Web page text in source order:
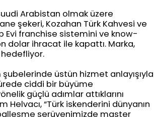
Arabistan olmak üzere
şekeri, Kozahan Türk Kahvesi ve
Evi franchise sistemini ve know-
dolar ihracat ile kapattı. Marka,
hedefliyor.
üstün hizmet anlayışıyla
ciddi bir büyüme
güçlü adımlar attıklarını
Helvacı, “Türk iskenderini dünyanın
serüvenimizde master